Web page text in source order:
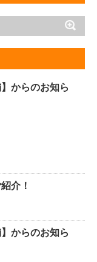
からのお知ら
介！
からのお知ら